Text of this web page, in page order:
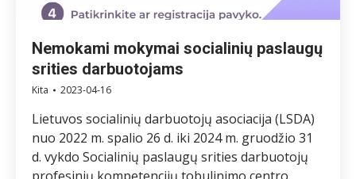
Nemokami mokymai socialinių paslaugų
srities darbuotojams
Kita 2023-04-16
Lietuvos socialinių darbuotojų asociacija (LSDA)
nuo 2022 m. spalio 26 d. iki 2024 m. gruodžio 31
d. vykdo Socialinių paslaugų srities darbuotojų